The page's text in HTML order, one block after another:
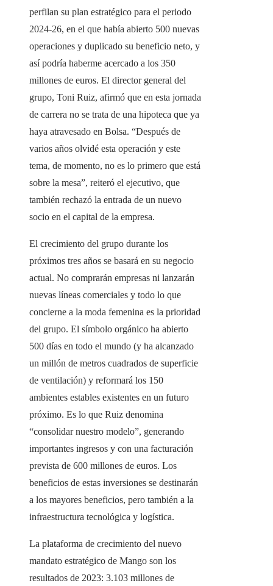
perfilan su plan estratégico para el periodo
2024-26, en el que había abierto 500 nuevas
operaciones y duplicado su beneficio neto, y
así podría haberme acercado a los 350
millones de euros. El director general del
grupo, Toni Ruiz, afirmó que en esta jornada
de carrera no se trata de una hipoteca que ya
haya atravesado en Bolsa. “Después de
varios años olvidé esta operación y este
tema, de momento, no es lo primero que está
sobre la mesa”, reiteró el ejecutivo, que
también rechazó la entrada de un nuevo
socio en el capital de la empresa.
El crecimiento del grupo durante los
próximos tres años se basará en su negocio
actual. No comprarán empresas ni lanzarán
nuevas líneas comerciales y todo lo que
concierne a la moda femenina es la prioridad
del grupo. El símbolo orgánico ha abierto
500 días en todo el mundo (y ha alcanzado
un millón de metros cuadrados de superficie
de ventilación) y reformará los 150
ambientes estables existentes en un futuro
próximo. Es lo que Ruiz denomina
“consolidar nuestro modelo”, generando
importantes ingresos y con una facturación
prevista de 600 millones de euros. Los
beneficios de estas inversiones se destinarán
a los mayores beneficios, pero también a la
infraestructura tecnológica y logística.
La plataforma de crecimiento del nuevo
mandato estratégico de Mango son los
resultados de 2023: 3.103 millones de